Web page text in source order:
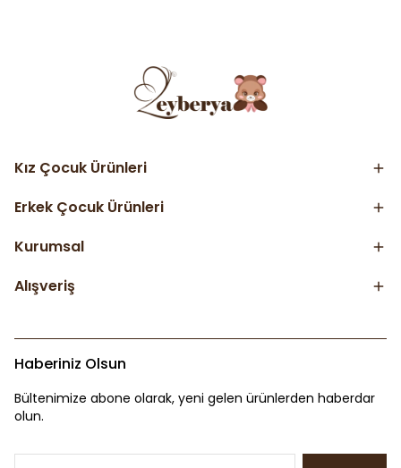
Kız Çocuk Ürünleri
Erkek Çocuk Ürünleri
Kurumsal
Alışveriş
Haberiniz Olsun
Bültenimize abone olarak, yeni gelen ürünlerden haberdar
olun.